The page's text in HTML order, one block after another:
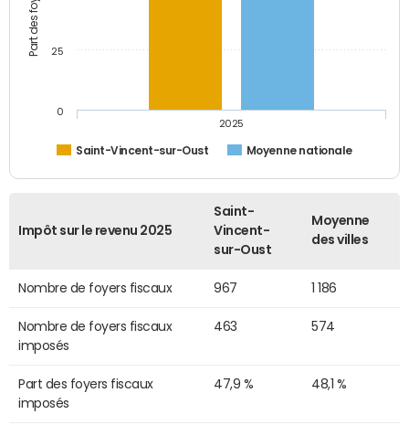
Saint-Vincent-sur-Oust Moyenne nationale
2025
0
25
Impôt sur le revenu 2025
Saint-
Vincent-
sur-Oust
Moyenne
des villes
Nombre de foyers fiscaux 967 1 186
Nombre de foyers fiscaux
imposés
463 574
Part des foyers fiscaux
imposés
47,9 % 48,1 %